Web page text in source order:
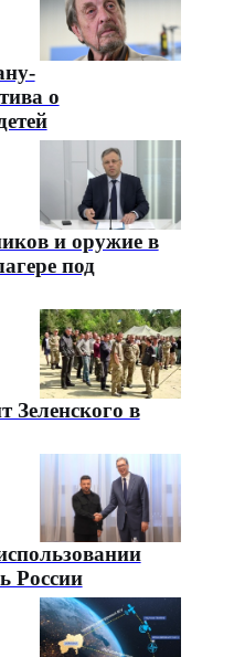
о
и оружие в
под
Зеленского в
России